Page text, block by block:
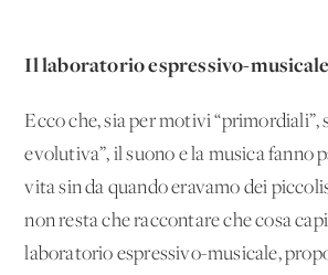
Il laboratorio espressivo-musicale
Ecco che, sia per motivi “primordiali”,
evolutiva”, il suono e la musica fanno
vita sin da quando eravamo dei
non resta che raccontare che cosa
laboratorio espressivo-musicale,